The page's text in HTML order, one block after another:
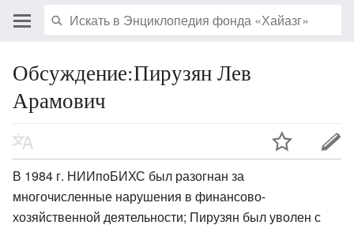
Обсуждение:Пирузян Лев
Арамович
В 1984 г. НИИпоБИХС был разогнан за
многочисленные нарушения в финансово-
хозяйственной деятельности; Пирузян был уволен с